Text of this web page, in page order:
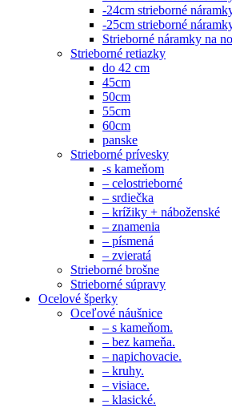
-24cm strieborné
-25cm strieborné
Strieborné náramky na
Strieborné retiazky
do 42 cm
45cm
50cm
55cm
60cm
panske
Strieborné prívesky
-s kameňom
– celostrieborné
– srdiečka
– krížiky + náboženské
– znamenia
– písmená
– zvieratá
Strieborné brošne
Strieborné súpravy
Ocelové šperky
Oceľové náušnice
– s kameňom.
– bez kameňa.
– napichovacie.
– kruhy.
– visiace.
– klasické.